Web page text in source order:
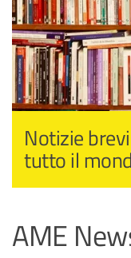
Notizie
tutto il
AME